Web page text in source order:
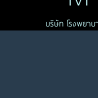
บริษัท โรงพยา